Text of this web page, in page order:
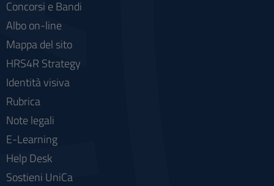
Concorsi e Bandi
Albo on-line
Mappa del sito
HRS4R Strategy
Identità visiva
Rubrica
Note legali
E-Learning
Help Desk
Sostieni UniCa